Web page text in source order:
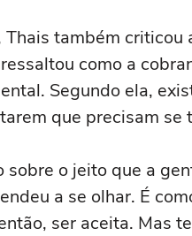
também
como a
Segundo ela,
que precisam
sobre o jeito que a
a se olhar. É
ser aceita. Mas